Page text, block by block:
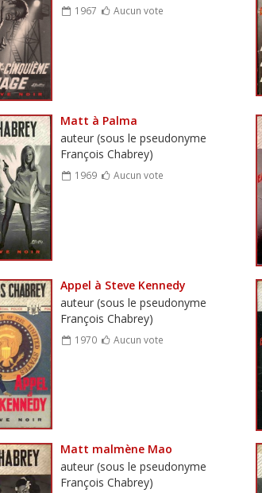
1967 Aucun vote
Matt à Palma
auteur (sous le pseudonyme
François Chabrey)
1969 Aucun vote
Appel à Steve Kennedy
auteur (sous le pseudonyme
François Chabrey)
1970 Aucun vote
Matt malmène Mao
auteur (sous le pseudonyme
François Chabrey)